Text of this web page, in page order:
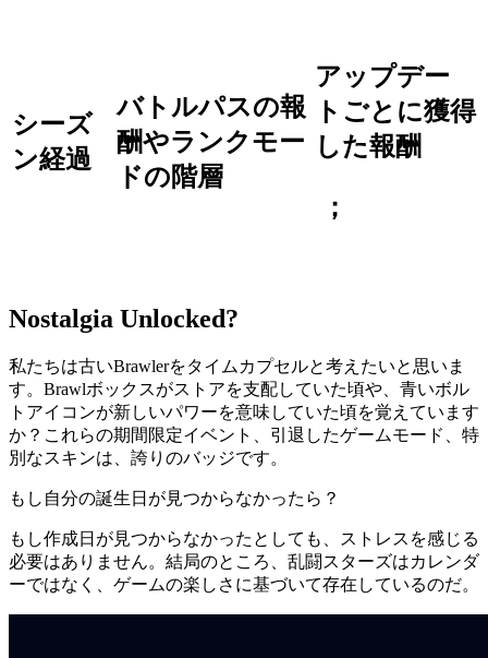
シーズ
ン経過
バトルパスの報
酬やランクモー
ドの階層
アップデー
トごとに獲得
した報酬
；
Nostalgia Unlocked?
私たちは古いBrawlerをタイムカプセルと考えたいと思いま
す。Brawlボックスがストアを支配していた頃や、青いボル
トアイコンが新しいパワーを意味していた頃を覚えています
か？これらの期間限定イベント、引退したゲームモード、特
別なスキンは、誇りのバッジです。
もし自分の誕生日が見つからなかったら？
もし作成日が見つからなかったとしても、ストレスを感じる
必要はありません。結局のところ、乱闘スターズはカレンダ
ーではなく、ゲームの楽しさに基づいて存在しているのだ。